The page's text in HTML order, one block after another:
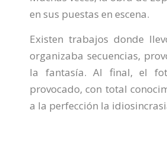
en sus puestas en escena.
Existen trabajos donde
organizaba secuencias,
la fantasía. Al final, el
provocado, con total
a la perfección la